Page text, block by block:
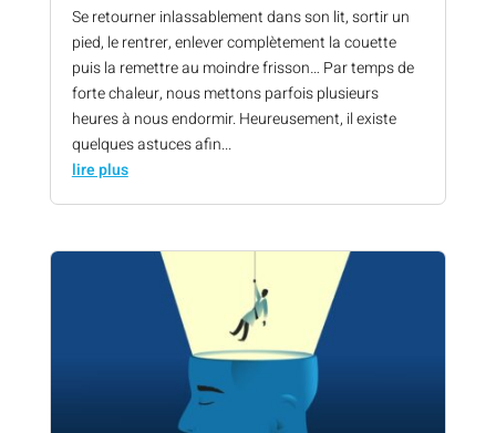
Se retourner inlassablement dans son lit, sortir un
pied, le rentrer, enlever complètement la couette
puis la remettre au moindre frisson… Par temps de
forte chaleur, nous mettons parfois plusieurs
heures à nous endormir. Heureusement, il existe
quelques astuces afin...
lire plus